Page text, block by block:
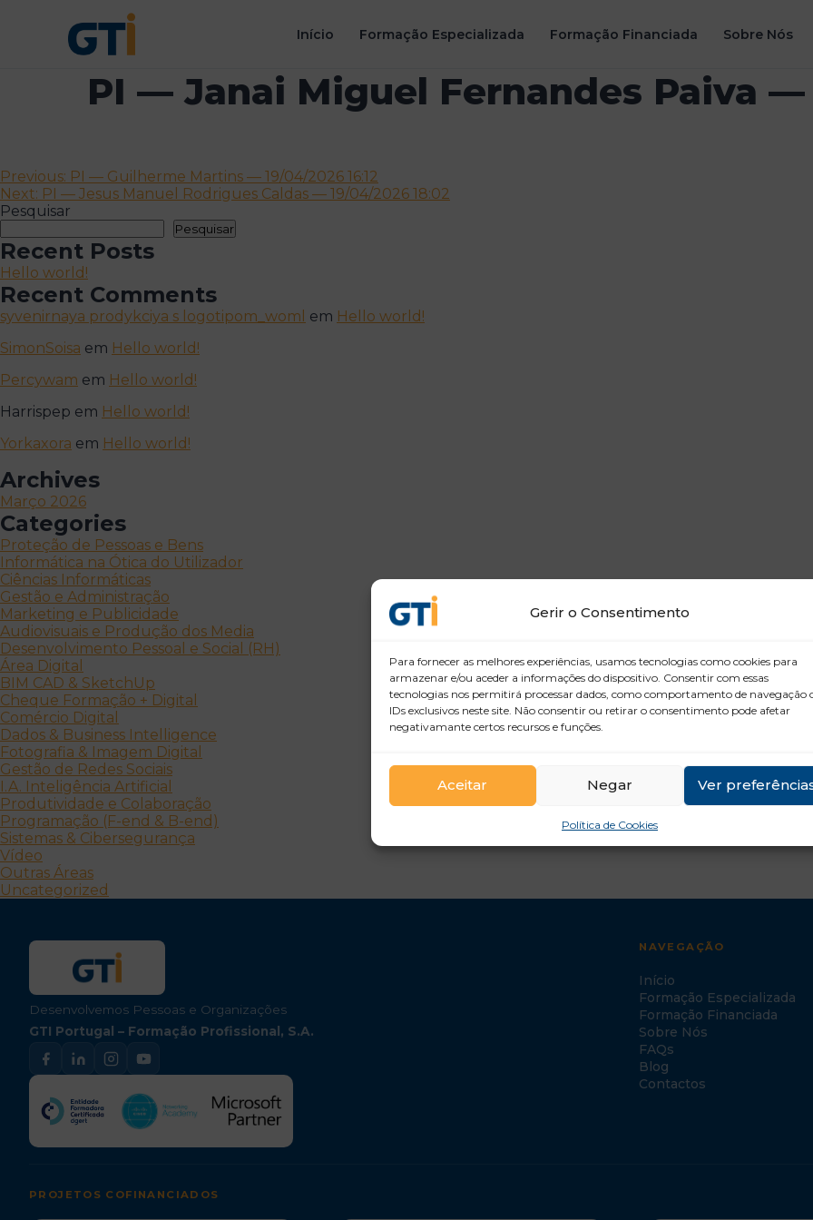
Gerir o Consentimento
Para fornecer as melhores experiências, usamos tecnologias como cookies para
armazenar e/ou aceder a informações do dispositivo. Consentir com essas
tecnologias nos permitirá processar dados, como comportamento de navegação
IDs exclusivos neste site. Não consentir ou retirar o consentimento pode afetar
negativamante certos recursos e funções.
Aceitar Negar Ver
Política de Cookies
Início Formação Especializada Formação Financiada Sobre Nós
PI — Janai Miguel Fernandes Paiva —
Navegação
de
artigos
Previous: PI — Guilherme Martins — 19/04/2026 16:12
Next: PI — Jesus Manuel Rodrigues Caldas — 19/04/2026 18:02
Pesquisar
Pesquisar
Recent Posts
Hello world!
Recent Comments
syvenirnaya prodykciya s logotipom_woml em Hello world!
SimonSoisa em Hello world!
Percywam em Hello world!
Harrispep em Hello world!
Yorkaxora em Hello world!
Archives
Março 2026
Categories
Proteção de Pessoas e Bens
Informática na Ótica do Utilizador
Ciências Informáticas
Gestão e Administração
Marketing e Publicidade
Audiovisuais e Produção dos Media
Desenvolvimento Pessoal e Social (RH)
Área Digital
BIM CAD & SketchUp
Cheque Formação + Digital
Comércio Digital
Dados & Business Intelligence
Fotografia & Imagem Digital
Gestão de Redes Sociais
I.A. Inteligência Artificial
Produtividade e Colaboração
Programação (F-end & B-end)
Sistemas & Cibersegurança
Vídeo
Outras Áreas
Uncategorized
Desenvolvemos Pessoas e Organizações
GTI Portugal – Formação Profissional, S.A.
NAVEGAÇÃO
Início
Formação Especializada
Formação Financiada
Sobre Nós
FAQs
Blog
Contactos
PROJETOS COFINANCIADOS